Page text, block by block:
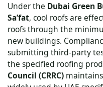
Under the Dubai Green
Sa’fat, cool roofs are
roofs through the
new buildings.
submitting third-party
the specified roofing
Council (CRRC)